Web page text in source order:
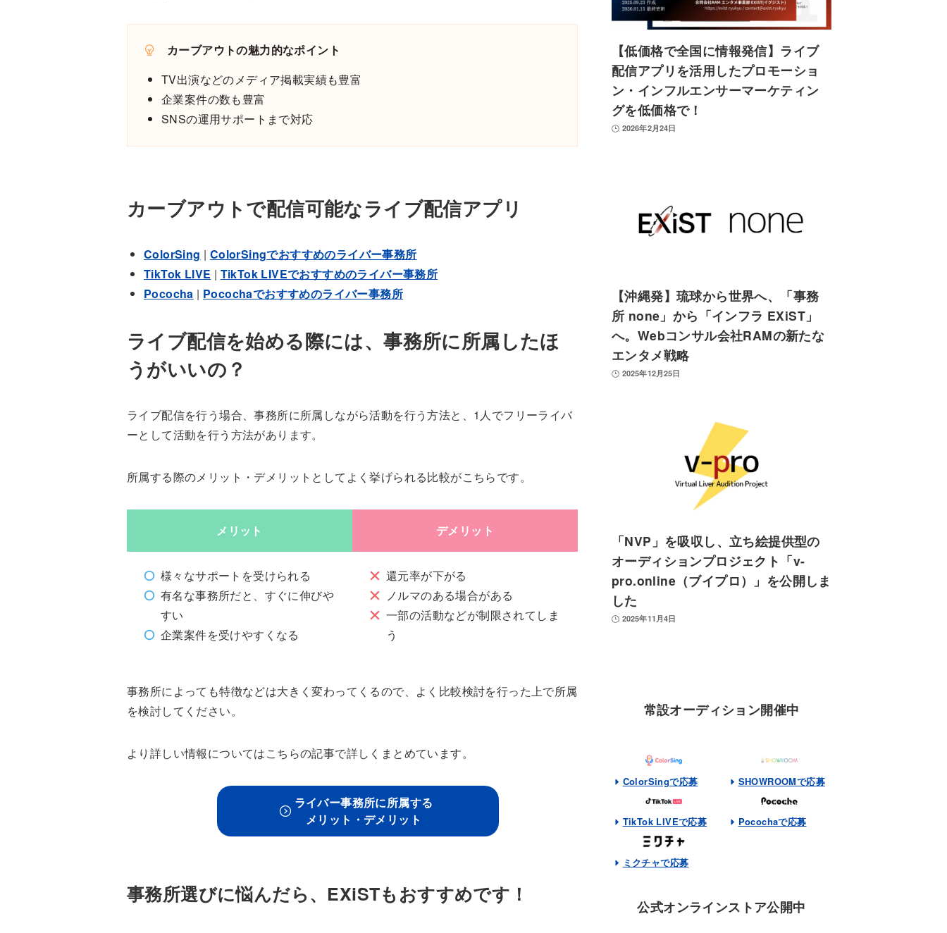
カーブアウトの魅力的なポイント
TV出演などのメディア掲載実績も豊富
企業案件の数も豊富
SNSの運用サポートまで対応
カーブアウトで配信可能なライブ配信アプリ
ColorSing | ColorSingでおすすめのライバー事務所
TikTok LIVE | TikTok LIVEでおすすめのライバー事務所
Pococha | Pocochaでおすすめのライバー事務所
ライブ配信を始める際には、事務所に所属したほ
うがいいの？
ライブ配信を行う場合、事務所に所属しながら活動を行う方法と、1人でフリーライバ
ーとして活動を行う方法があります。
所属する際のメリット・デメリットとしてよく挙げられる比較がこちらです。
メリット
様々なサポートを受けられる
有名な事務所だと、すぐに伸びや
すい
企業案件を受けやすくなる
デメリット
還元率が下がる
ノルマのある場合がある
一部の活動などが制限されてしま
う
事務所によっても特徴などは大きく変わってくるので、よく比較検討を行った上で所属
を検討してください。
より詳しい情報についてはこちらの記事で詳しくまとめています。
ライバー事務所に所属する
メリット・デメリット
事務所選びに悩んだら、EXiSTもおすすめです！
【低価格で全国に情報発信】ライブ
配信アプリを活用したプロモーショ
ン・インフルエンサーマーケティン
グを低価格で！
2026年2月24日
【沖縄発】琉球から世界へ、「事務
所 none」から「インフラ EXiST」
へ。Webコンサル会社RAMの新たな
エンタメ戦略
2025年12月25日
「NVP」を吸収し、立ち絵提供型の
オーディションプロジェクト「v-
pro.online（ブイプロ）」を公開しま
した
2025年11月4日
常設オーディション開催中
ColorSingで応募 SHOWROOMで応募
TikTok LIVEで応募 Pocochaで応募
ミクチャで応募
公式オンラインストア公開中